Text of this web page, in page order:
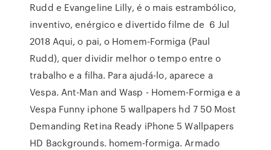
Rudd e Evangeline Lilly, é o mais estrambólico,
inventivo, enérgico e divertido filme de 6 Jul
2018 Aqui, o pai, o Homem-Formiga (Paul
Rudd), quer dividir melhor o tempo entre o
trabalho e a filha. Para ajudá-lo, aparece a
Vespa. Ant-Man and Wasp - Homem-Formiga e a
Vespa Funny iphone 5 wallpapers hd 7 50 Most
Demanding Retina Ready iPhone 5 Wallpapers
HD Backgrounds. homem-formiga. Armado